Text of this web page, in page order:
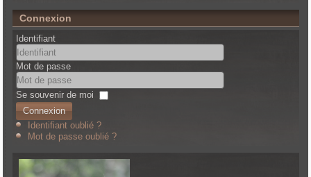
Connexion
Identifiant
Mot de passe
Se souvenir de moi
Connexion
Identifiant oublié ?
Mot de passe oublié ?